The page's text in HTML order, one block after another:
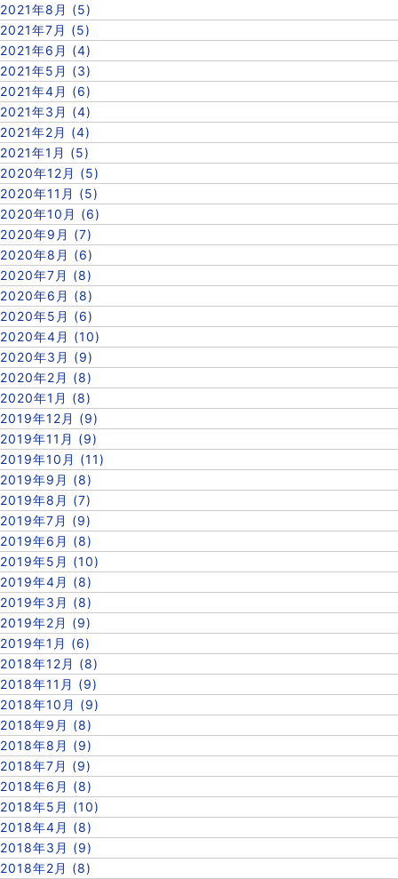
2021年8月 (5)
2021年7月 (5)
2021年6月 (4)
2021年5月 (3)
2021年4月 (6)
2021年3月 (4)
2021年2月 (4)
2021年1月 (5)
2020年12月 (5)
2020年11月 (5)
2020年10月 (6)
2020年9月 (7)
2020年8月 (6)
2020年7月 (8)
2020年6月 (8)
2020年5月 (6)
2020年4月 (10)
2020年3月 (9)
2020年2月 (8)
2020年1月 (8)
2019年12月 (9)
2019年11月 (9)
2019年10月 (11)
2019年9月 (8)
2019年8月 (7)
2019年7月 (9)
2019年6月 (8)
2019年5月 (10)
2019年4月 (8)
2019年3月 (8)
2019年2月 (9)
2019年1月 (6)
2018年12月 (8)
2018年11月 (9)
2018年10月 (9)
2018年9月 (8)
2018年8月 (9)
2018年7月 (9)
2018年6月 (8)
2018年5月 (10)
2018年4月 (8)
2018年3月 (9)
2018年2月 (8)